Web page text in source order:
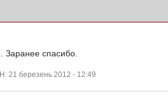
Заранее спасибо.
21 березень 2012 - 12:49